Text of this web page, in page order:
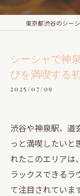
シーシャで神
びを満喫する
2025/07/09
渋谷や神泉駅、道
っと満喫したいと
れたこのエリアは
ラックスできるラ
て注目されていま